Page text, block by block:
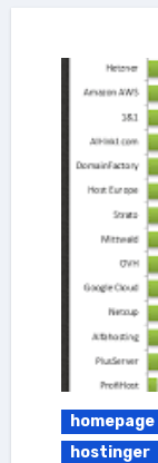
homepage
hostinger